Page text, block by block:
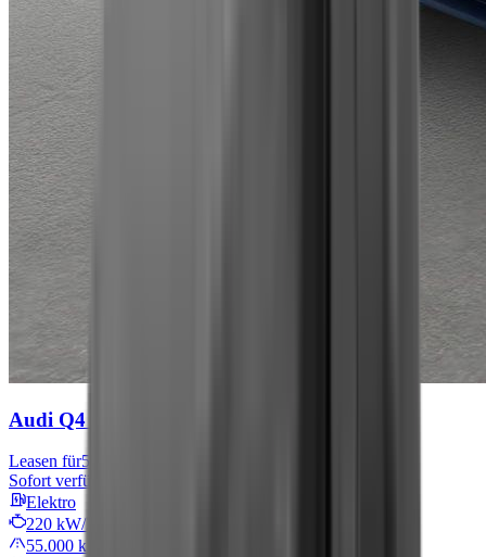
Audi Q4 e-tron
Leasen für567 € mtl.
Sofort verfügbar
Elektro
220 kW/299 PS
55.000 km